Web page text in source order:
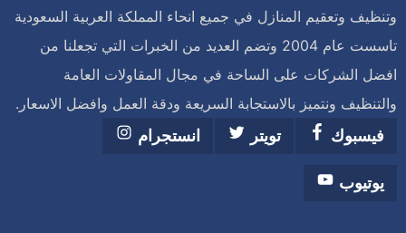
وتنظيف وتعقيم المنازل في جميع انحاء المملكة العربية السعودية
تاسست عام 2004 وتضم العديد من الخبرات التي تجعلنا من
افضل الشركات على الساحة في مجال المقاولات العامة
والتنظيف ونتميز بالاستجابة السريعة ودقة العمل وافضل الاسعار.
فيسبوك
تويتر انستجرام
يوتيوب